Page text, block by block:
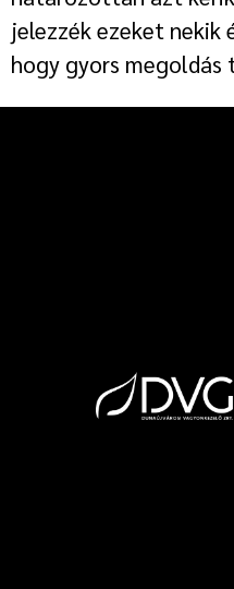
jelezzék ezeket nekik
hogy gyors megoldás